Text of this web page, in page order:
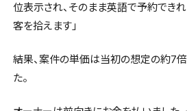
位表示され、そのまま英語で予約でき
客を拾えます」
結果、案件の単価は当初の想定の約7
た。